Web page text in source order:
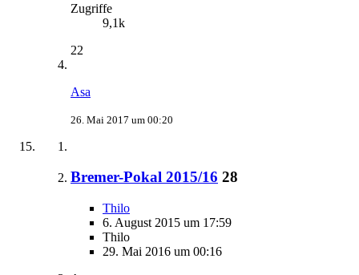
Zugriffe
9,1k
22
Asa
26. Mai 2017 um 00:20
Bremer-Pokal 2015/16 28
Thilo
6. August 2015 um 17:59
Thilo
29. Mai 2016 um 00:16